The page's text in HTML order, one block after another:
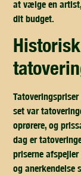
at vælge en
dit budget.
historisk perspektiv på
set var
oprørere, og
dag er
priserne
og anerkendelse